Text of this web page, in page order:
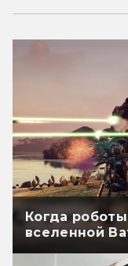
Когда
вселенной